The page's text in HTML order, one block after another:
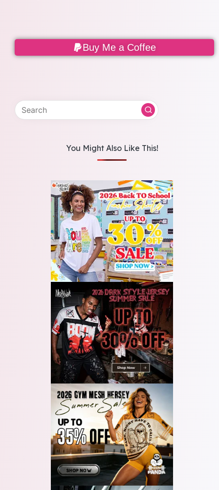
Buy Me a Coffee
You Might Also Like This!